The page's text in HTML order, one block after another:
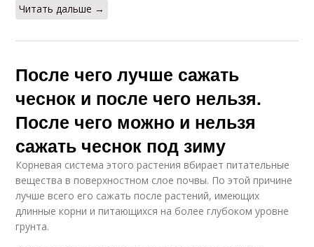
Читать дальше →
После чего лучше сажать
чеснок и после чего нельзя.
После чего можно и нельзя
сажать чеснок под зиму
Корневая система этого растения вбирает питательные
вещества в поверхностном слое почвы. По этой причине
лучше всего его сажать после растений, имеющих
длинные корни и питающихся на более глубоком уровне
грунта.